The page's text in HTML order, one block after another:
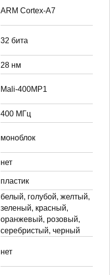
ARM Cortex-A7
32 бита
28 нм
Mali-400MP1
400 МГц
моноблок
нет
пластик
белый, голубой, желтый,
зеленый, красный,
оранжевый, розовый,
серебристый, черный
нет